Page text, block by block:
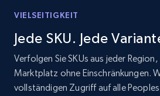
1.9K+
Etsy - Collect data on
specified keywords
VIELSEITIGKEIT
Jede SKU. Jede
Verfolgen Sie SKUs aus jeder
Marktplatz ohne Einschränkungen.
vollständigen Zugriff auf alle